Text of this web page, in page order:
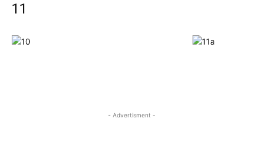
11
- Advertisment -